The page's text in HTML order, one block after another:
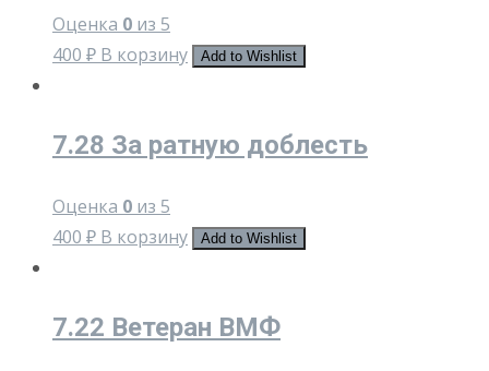
Оценка 0 из 5
400 ₽ В корзину Add to Wishlist
7.28 За ратную доблесть
Оценка 0 из 5
400 ₽ В корзину Add to Wishlist
7.22 Ветеран ВМФ